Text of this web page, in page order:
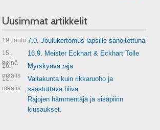
Uusimmat artikkelit
19. joulu 7.0. Joulukertomus lapsille sanoitettuna
15.
heinä
16.9. Meister Eckhart & Eckhart Tolle
16.
maalis
Myrskyävä raja
12.
maalis
Valtakunta kuin rikkaruoho ja
saastuttava hiiva
Rajojen hämmentäjä ja sisäpiirin
kiusaukset.